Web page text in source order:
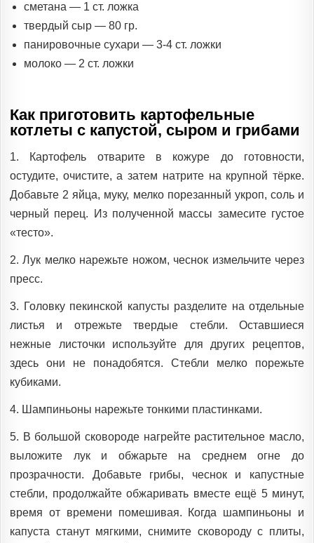
сметана — 1 ст. ложка
твердый сыр — 80 гр.
панировочные сухари — 3-4 ст. ложки
молоко — 2 ст. ложки
Как приготовить картофельные
котлеты с капустой, сыром и грибами
1. Картофель отварите в кожуре до готовности,
остудите, очистите, а затем натрите на крупной тёрке.
Добавьте 2 яйца, муку, мелко порезанный укроп, соль и
черный перец. Из полученной массы замесите густое
«тесто».
2. Лук мелко нарежьте ножом, чеснок измельчите через
пресс.
3. Головку пекинской капусты разделите на отдельные
листья и отрежьте твердые стебли. Оставшиеся
нежные листочки используйте для других рецептов,
здесь они не понадобятся. Стебли мелко порежьте
кубиками.
4. Шампиньоны нарежьте тонкими пластинками.
5. В большой сковороде нагрейте растительное масло,
выложите лук и обжарьте на среднем огне до
прозрачности. Добавьте грибы, чеснок и капустные
стебли, продолжайте обжаривать вместе ещё 5 минут,
время от времени помешивая. Когда шампиньоны и
капуста станут мягкими, снимите сковороду с плиты,